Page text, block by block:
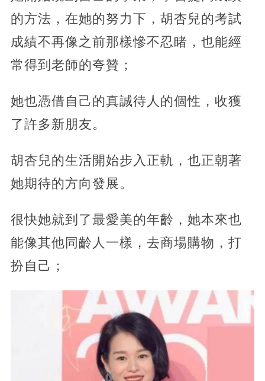
的方法，在她的努力下，胡杏兒的考試
成績不再像之前那樣慘不忍睹，也能經
常得到老師的夸贊；
她也憑借自己的真誠待人的個性，收獲
了許多新朋友。
胡杏兒的生活開始步入正軌，也正朝著
她期待的方向發展。
很快她就到了最愛美的年齡，她本來也
能像其他同齡人一樣，去商場購物，打
扮自己；